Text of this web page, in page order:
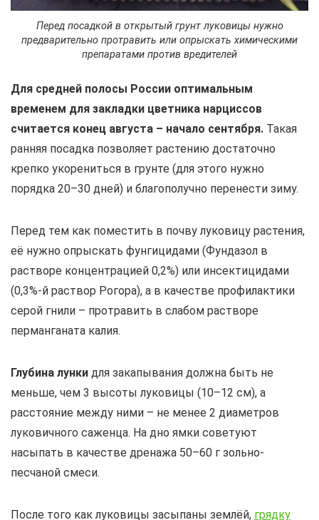
Перед посадкой в открытый грунт луковицы нужно
предварительно протравить или опрыскать химическими
препаратами против вредителей
Для средней полосы России оптимальным
временем для закладки цветника нарциссов
считается конец августа – начало сентября. Такая
ранняя посадка позволяет растению достаточно
крепко укорениться в грунте (для этого нужно
порядка 20–30 дней) и благополучно перенести зиму.
Перед тем как поместить в почву луковицу растения,
её нужно опрыскать фунгицидами (Фундазол в
растворе концентрацией 0,2%) или инсектицидами
(0,3%-й раствор Рогора), а в качестве профилактики
серой гнили – протравить в слабом растворе
перманганата калия.
Глубина лунки для закапывания должна быть не
меньше, чем 3 высоты луковицы (10–12 см), а
расстояние между ними – не менее 2 диаметров
луковичного саженца. На дно ямки советуют
насыпать в качестве дренажа 50–60 г зольно-
песчаной смеси.
После того как луковицы засыпаны землёй, грядку